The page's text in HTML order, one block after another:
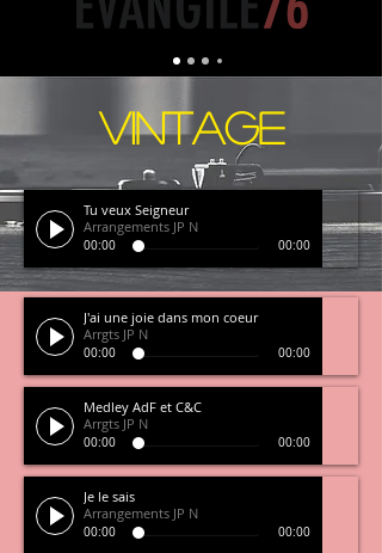
VINTAGE
Tu veux Seigneur
Arrangements JP N
00:00 00:00
J'ai une joie dans mon coeur
Arrgts JP N
00:00 00:00
Medley AdF et C&C
Arrgts JP N
00:00 00:00
Je le sais
Arrangements JP N
00:00 00:00